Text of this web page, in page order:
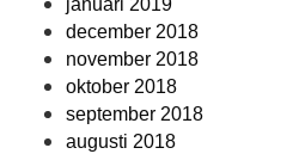
januari 2019
december 2018
november 2018
oktober 2018
september 2018
augusti 2018